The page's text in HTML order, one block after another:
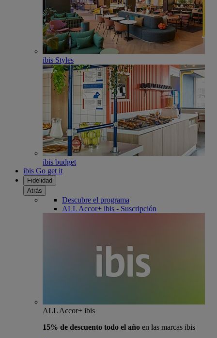
ibis Styles
ibis budget
ibis Go get it
Fidelidad
Atrás
Descubre el programa
ALL Accor+ ibis - Suscripción
ALL Accor+ ibis
15% de descuento todo el año en las marcas ibis